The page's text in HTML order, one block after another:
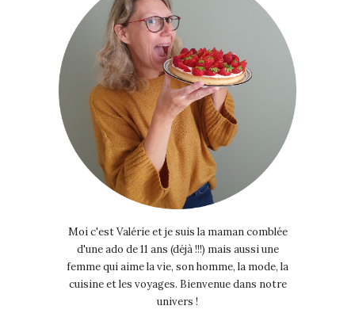
Moi c'est Valérie et je suis la maman comblée
d'une ado de 11 ans (déjà !!!) mais aussi une
femme qui aime la vie, son homme, la mode, la
cuisine et les voyages. Bienvenue dans notre
univers !